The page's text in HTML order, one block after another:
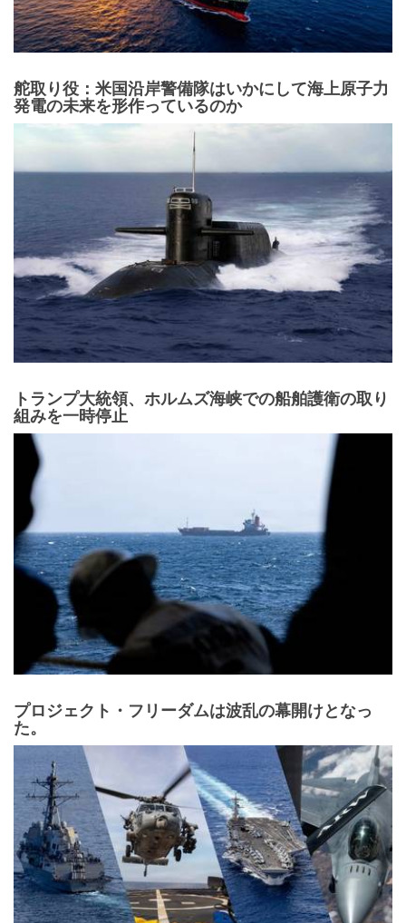
舵取り役：米国沿岸警備隊はいかにして海上原子力
発電の未来を形作っているのか
トランプ大統領、ホルムズ海峡での船舶護衛の取り
組みを一時停止
プロジェクト・フリーダムは波乱の幕開けとなっ
た。